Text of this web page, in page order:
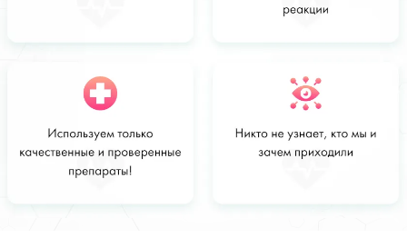
Стоимость
от 30000
Заказать